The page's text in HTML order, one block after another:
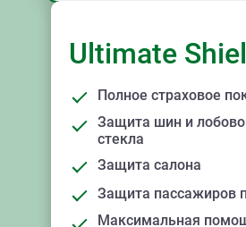
Ultimate
Полное страховое
Защита шин и
стекла
Защита салона
Защита пассажиров
Максимальная